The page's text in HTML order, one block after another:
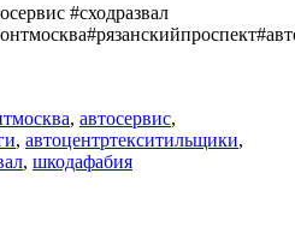
#сходразвал
, автосервис,
, автоцентртекситильщики,
, шкодафабия